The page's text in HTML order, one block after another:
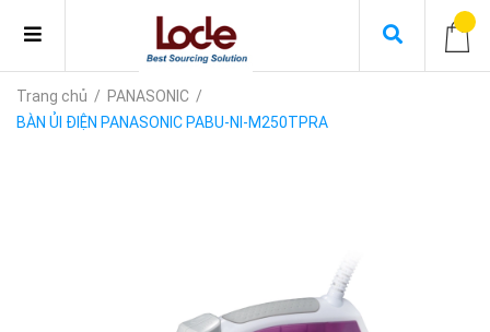
Trang chủ / PANASONIC /
BÀN ỦI ĐIỆN PANASONIC PABU-NI-M250TPRA